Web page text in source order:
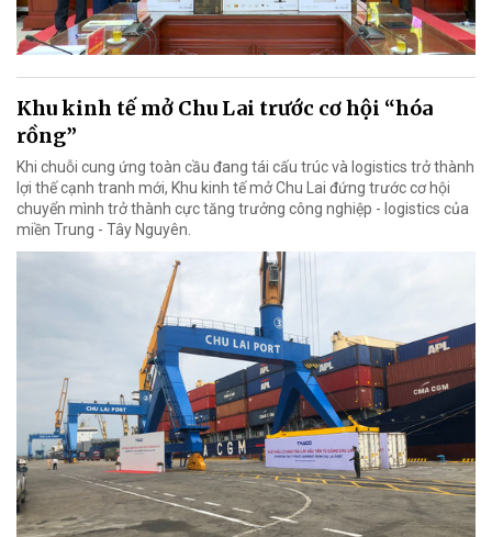
Khu kinh tế mở Chu Lai trước cơ hội “hóa
rồng”
Khi chuỗi cung ứng toàn cầu đang tái cấu trúc và logistics trở thành
lợi thế cạnh tranh mới, Khu kinh tế mở Chu Lai đứng trước cơ hội
chuyển mình trở thành cực tăng trưởng công nghiệp - logistics của
miền Trung - Tây Nguyên.